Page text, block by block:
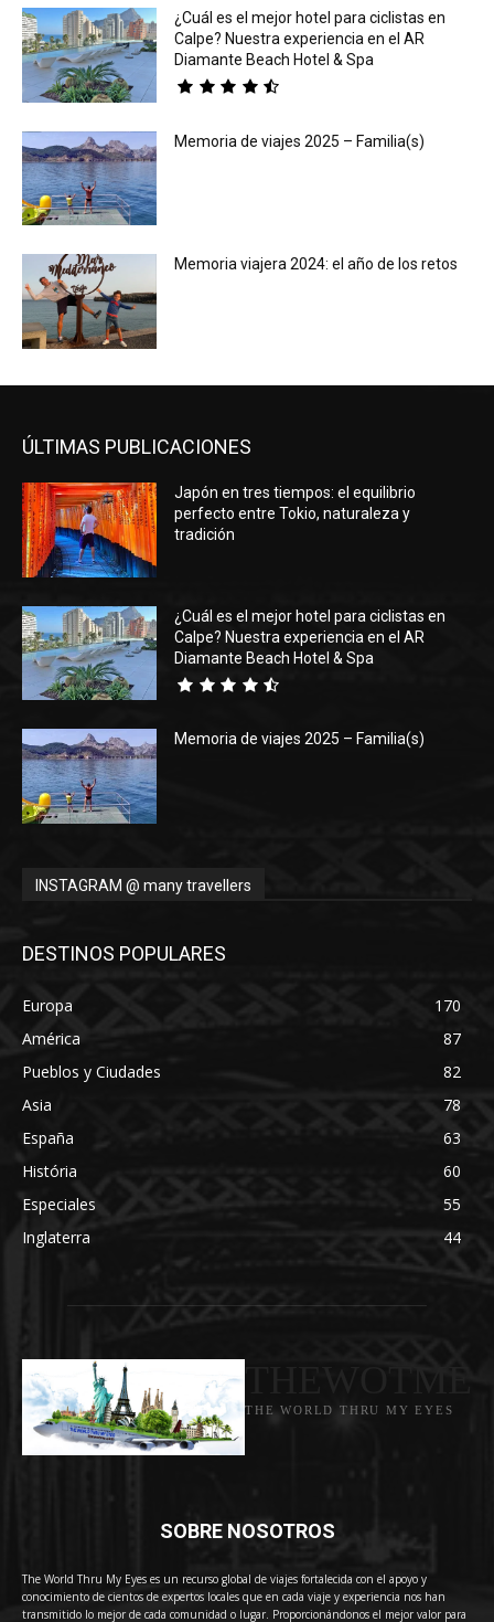
¿Cuál es el mejor hotel para ciclistas en
Calpe? Nuestra experiencia en el AR
Diamante Beach Hotel & Spa
Memoria de viajes 2025 – Familia(s)
Memoria viajera 2024: el año de los retos
ÚLTIMAS PUBLICACIONES
Japón en tres tiempos: el equilibrio
perfecto entre Tokio, naturaleza y
tradición
¿Cuál es el mejor hotel para ciclistas en
Calpe? Nuestra experiencia en el AR
Diamante Beach Hotel & Spa
Memoria de viajes 2025 – Familia(s)
INSTAGRAM @ many travellers
DESTINOS POPULARES
Europa
170
América
87
Pueblos y Ciudades
82
Asia
78
España
63
História
60
Especiales
55
Inglaterra
44
THE WORLD THRU MY EYES
SOBRE NOSOTROS
The World Thru My Eyes es un recurso global de viajes fortalecida con el apoyo y
conocimiento de cientos de expertos locales que en cada viaje y experiencia nos han
transmitido lo mejor de cada comunidad o lugar. Proporcionándonos el mejor valor para